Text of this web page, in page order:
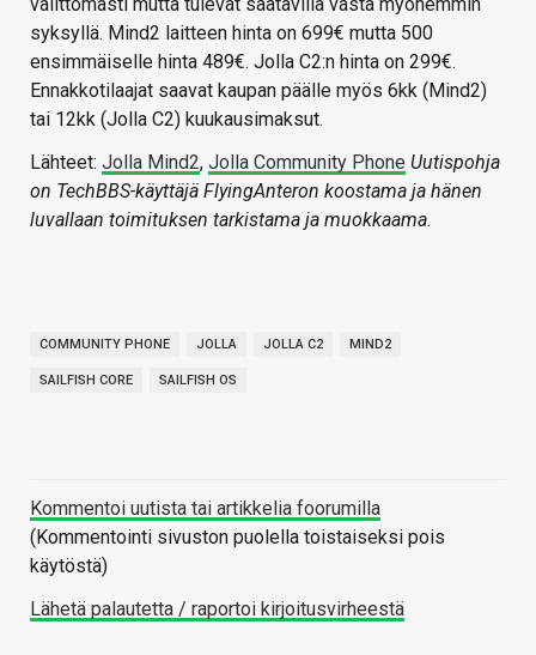
syksyllä. Mind2 laitteen hinta on 699€ mutta 500
ensimmäiselle hinta 489€. Jolla C2:n hinta on 299€.
Ennakkotilaajat saavat kaupan päälle myös 6kk (Mind2)
tai 12kk (Jolla C2) kuukausimaksut.
Lähteet: Jolla Mind2, Jolla Community Phone Uutispohja
on TechBBS-käyttäjä FlyingAnteron koostama ja hänen
luvallaan toimituksen tarkistama ja muokkaama.
COMMUNITY PHONE JOLLA JOLLA C2 MIND2
SAILFISH CORE SAILFISH OS
Kommentoi uutista tai artikkelia foorumilla
(Kommentointi sivuston puolella toistaiseksi pois
käytöstä)
Lähetä palautetta / raportoi kirjoitusvirheestä